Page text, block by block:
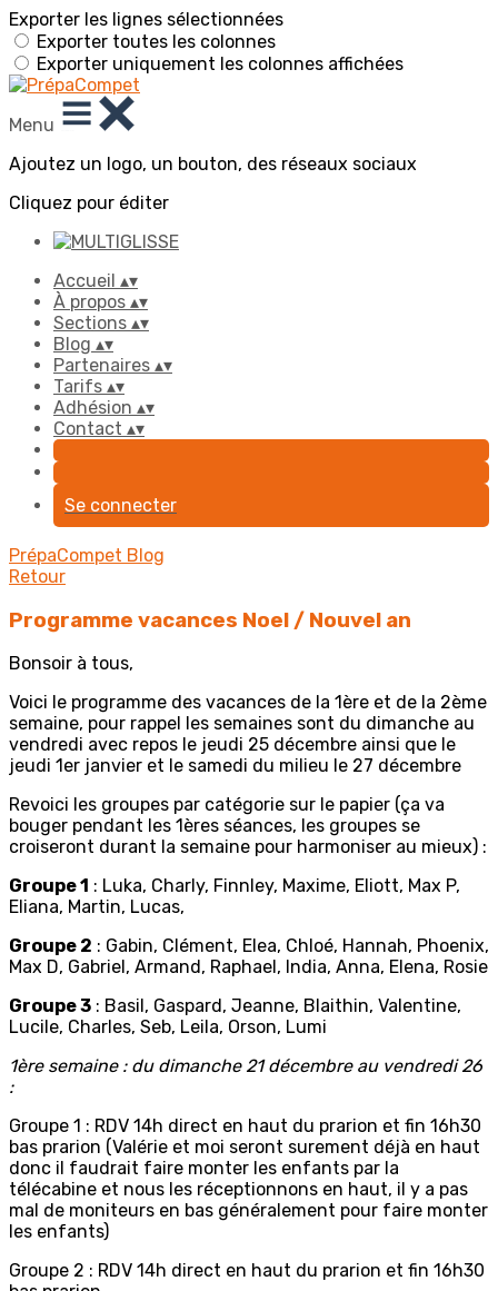
Exporter les lignes sélectionnées
Exporter toutes les colonnes
Exporter uniquement les colonnes affichées
Menu
Ajoutez un logo, un bouton, des réseaux sociaux
Cliquez pour éditer
Accueil ▴▾
À propos ▴▾
Sections ▴▾
Blog ▴▾
Partenaires ▴▾
Tarifs ▴▾
Adhésion ▴▾
Contact ▴▾
Se connecter
PrépaCompet Blog
Retour
Programme vacances Noel / Nouvel an
Bonsoir à tous,
Voici le programme des vacances de la 1ère et de la 2ème
semaine, pour rappel les semaines sont du dimanche au
vendredi avec repos le jeudi 25 décembre ainsi que le
jeudi 1er janvier et le samedi du milieu le 27 décembre
Revoici les groupes par catégorie sur le papier (ça va
bouger pendant les 1ères séances, les groupes se
croiseront durant la semaine pour harmoniser au mieux) :
Groupe 1 : Luka, Charly, Finnley, Maxime, Eliott, Max P,
Eliana, Martin, Lucas,
Groupe 2 : Gabin, Clément, Elea, Chloé, Hannah, Phoenix,
Max D, Gabriel, Armand, Raphael, India, Anna, Elena, Rosie
Groupe 3 : Basil, Gaspard, Jeanne, Blaithin, Valentine,
Lucile, Charles, Seb, Leila, Orson, Lumi
1ère semaine : du dimanche 21 décembre au vendredi 26
:
Groupe 1 : RDV 14h direct en haut du prarion et fin 16h30
bas prarion (Valérie et moi seront surement déjà en haut
donc il faudrait faire monter les enfants par la
télécabine et nous les réceptionnons en haut, il y a pas
mal de moniteurs en bas généralement pour faire monter
les enfants)
Groupe 2 : RDV 14h direct en haut du prarion et fin 16h30